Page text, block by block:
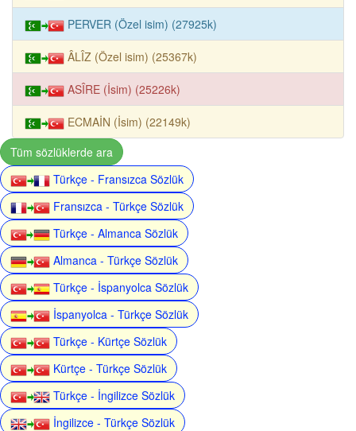
PERVER (Özel isim) (27925k)
ÂLÎZ (Özel isim) (25367k)
ASÎRE (İsim) (25226k)
ECMAİN (İsim) (22149k)
Tüm sözlüklerde ara
Türkçe - Fransızca Sözlük
Fransızca - Türkçe Sözlük
Türkçe - Almanca Sözlük
Almanca - Türkçe Sözlük
Türkçe - İspanyolca Sözlük
İspanyolca - Türkçe Sözlük
Türkçe - Kürtçe Sözlük
Kürtçe - Türkçe Sözlük
Türkçe - İngilizce Sözlük
İngilizce - Türkçe Sözlük